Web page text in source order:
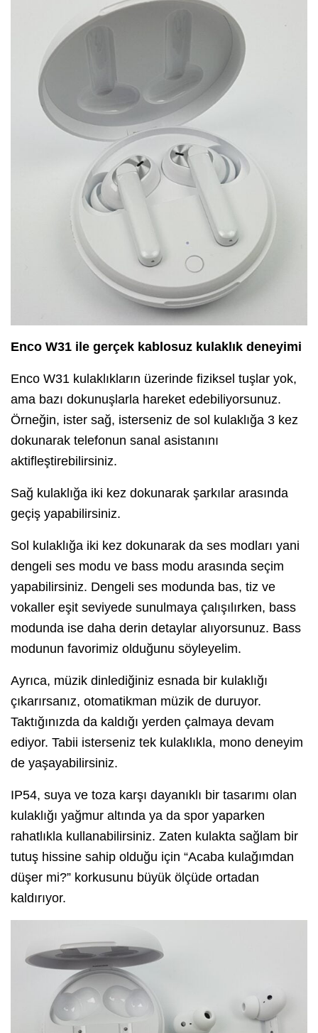
Enco W31 ile gerçek kablosuz kulaklık deneyimi
Enco W31 kulaklıkların üzerinde fiziksel tuşlar yok,
ama bazı dokunuşlarla hareket edebiliyorsunuz.
Örneğin, ister sağ, isterseniz de sol kulaklığa 3 kez
dokunarak telefonun sanal asistanını
aktifleştirebilirsiniz.
Sağ kulaklığa iki kez dokunarak şarkılar arasında
geçiş yapabilirsiniz.
Sol kulaklığa iki kez dokunarak da ses modları yani
dengeli ses modu ve bass modu arasında seçim
yapabilirsiniz. Dengeli ses modunda bas, tiz ve
vokaller eşit seviyede sunulmaya çalışılırken, bass
modunda ise daha derin detaylar alıyorsunuz. Bass
modunun favorimiz olduğunu söyleyelim.
Ayrıca, müzik dinlediğiniz esnada bir kulaklığı
çıkarırsanız, otomatikman müzik de duruyor.
Taktığınızda da kaldığı yerden çalmaya devam
ediyor. Tabii isterseniz tek kulaklıkla, mono deneyim
de yaşayabilirsiniz.
IP54, suya ve toza karşı dayanıklı bir tasarımı olan
kulaklığı yağmur altında ya da spor yaparken
rahatlıkla kullanabilirsiniz. Zaten kulakta sağlam bir
tutuş hissine sahip olduğu için “Acaba kulağımdan
düşer mi?” korkusunu büyük ölçüde ortadan
kaldırıyor.